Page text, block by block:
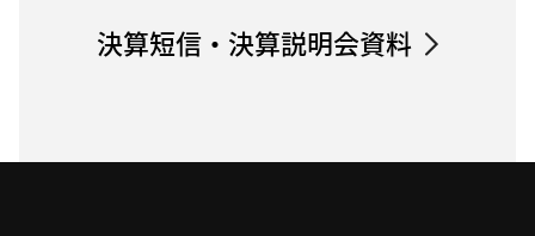
決算短信・決算説明会資料